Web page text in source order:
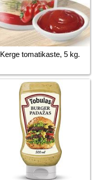
Kerge tomatikaste, 5 kg.